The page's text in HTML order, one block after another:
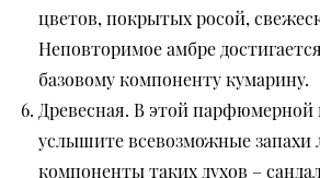
цветов, покрытых росой,
Неповторимое амбре
базовому компоненту кумарину.
Древесная. В этой парфюмерной
услышите всевозможные запахи
компоненты таких духов –